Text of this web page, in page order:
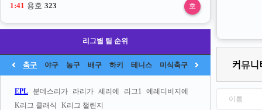
1:41 용호 323 호
리그별 팀 순위
축구 야구 농구 배구 하키 테니스 미식축구
EPL 분데스리가 라리가 세리에 리그1
에레디비지에
K리그 클래식
K리그 챌린지